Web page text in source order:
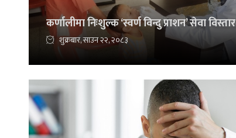
कर्णालीमा निःशुल्क ‘स्वर्ण विन्दु प्राशन’ सेवा विस्तार
शुक्रबार, साउन २२, २०८३